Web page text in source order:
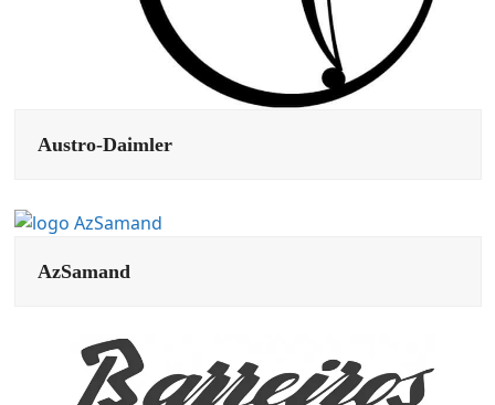
Austro-Daimler
AzSamand